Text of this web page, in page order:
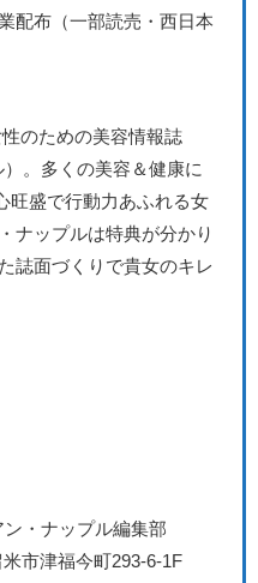
配布（一部読売・西日本
のための美容情報誌
。 多くの美容＆健康に
旺盛で行動力あふれる女
ナップルは特典が分かり
誌面づくりで貴女のキレ
・ナップル編集部
市津福今町293-6-1F